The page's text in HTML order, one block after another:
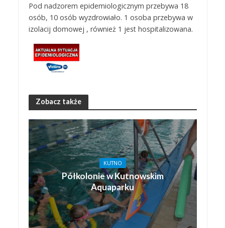
Pod nadzorem epidemiologicznym przebywa 18
osób, 10 osób wyzdrowiało. 1 osoba przebywa w
izolacij domowej , również 1 jest hospitalizowana.
Zobacz także
KUTNO
Półkolonie w Kutnowskim
Aquaparku